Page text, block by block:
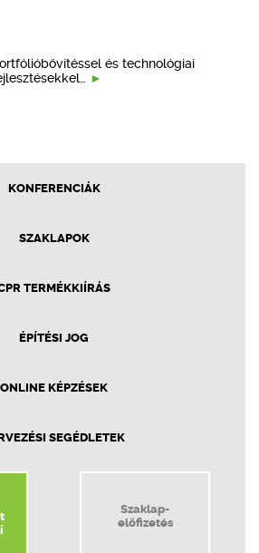
és technológiai
KONFERENCIÁK
SZAKLAPOK
TERMÉKKIÍRÁS
ÉPÍTÉSI JOG
ONLINE KÉPZÉSEK
SEGÉDLETEK
Szaklap-
előfizetés